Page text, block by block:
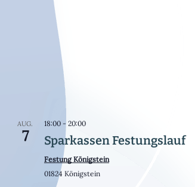
AUG.
7
18:00 - 20:00
Sparkassen Festungslauf
Festung Königstein
01824 Königstein